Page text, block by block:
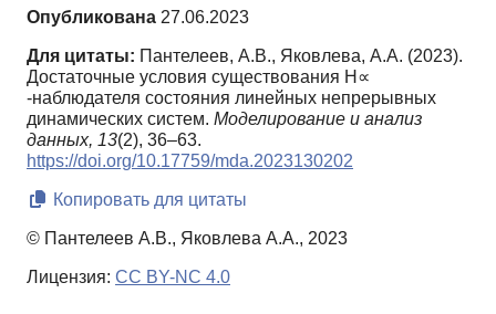
Опубликована 27.06.2023
Для цитаты: Пантелеев, А.В., Яковлева, А.А. (2023).
Достаточные условия существования Н∝
-наблюдателя состояния линейных непрерывных
динамических систем. Моделирование и анализ
данных, 13(2), 36–63.
https://doi.org/10.17759/mda.2023130202
Копировать для цитаты
© Пантелеев А.В., Яковлева А.А., 2023
Лицензия: CC BY-NC 4.0